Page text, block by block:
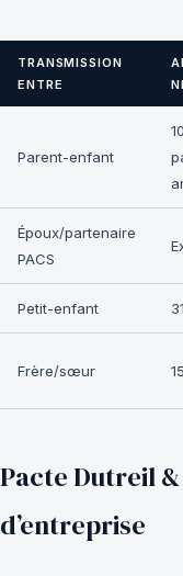
TRANSMISSION
ENTRE
Parent-enfant
Époux/partenaire
PACS
Petit-enfant
Frère/sœur
Pacte Dutreil
d’entreprise